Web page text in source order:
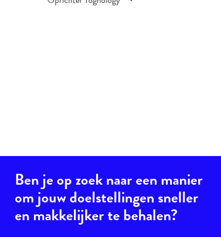
Ben je op zoek naar een manier
om jouw doelstellingen sneller
en makkelijker te behalen?